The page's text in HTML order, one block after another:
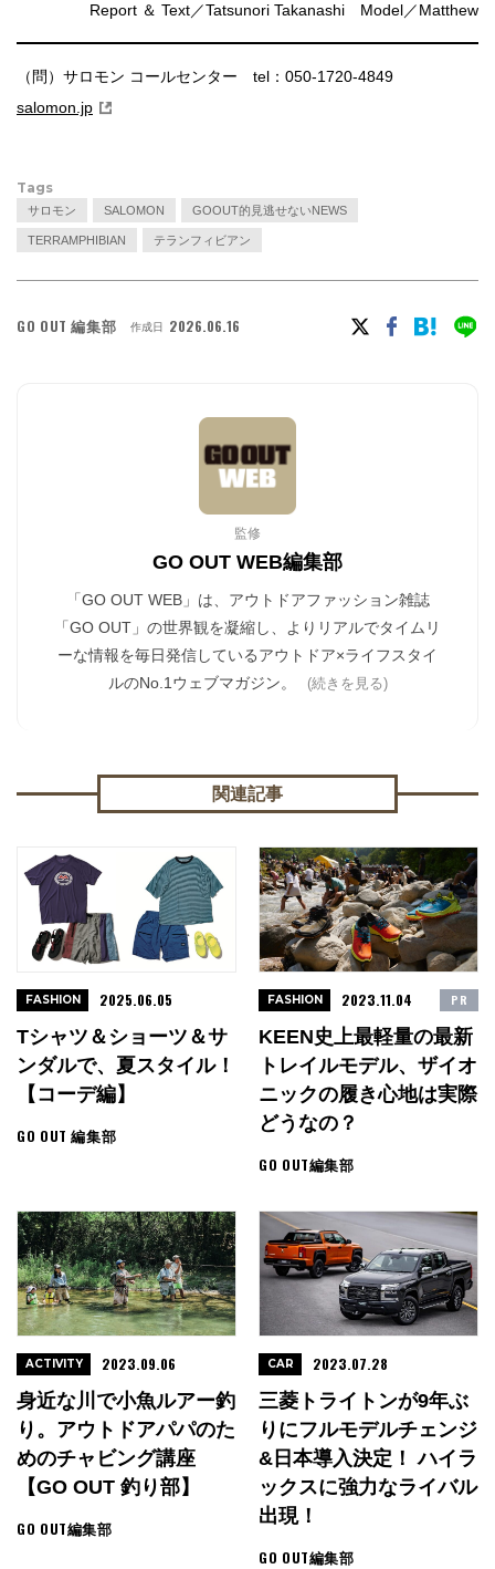
Report ＆ Text／Tatsunori Takanashi Model／Matthew
（問）サロモン コールセンター tel：050-1720-4849
salomon.jp
Tags
サロモン SALOMON GOOUT的見逃せないNEWS
TERRAMPHIBIAN テランフィビアン
GO OUT 編集部 作成日 2026.06.16
監修
GO OUT WEB編集部
「GO OUT WEB」は、アウトドアファッション雑誌
「GO OUT」の世界観を凝縮し、よりリアルでタイムリ
ーな情報を毎日発信しているアウトドア×ライフスタイ
ルのNo.1ウェブマガジン。
(続きを見る)
関連記事
Tシャツ＆ショーツ＆サ
ンダルで、夏スタイル！
【コーデ編】
GO OUT 編集部
FASHION 2025.06.05
KEEN史上最軽量の最新
トレイルモデル、ザイオ
ニックの履き心地は実際
どうなの？
GO OUT編集部
FASHION 2023.11.04 PR
身近な川で小魚ルアー釣
り。アウトドアパパのた
めのチャビング講座
【GO OUT 釣り部】
GO OUT編集部
ACTIVITY 2023.09.06
三菱トライトンが9年ぶ
りにフルモデルチェンジ
&日本導入決定！ ハイラ
ックスに強力なライバル
出現！
GO OUT編集部
CAR 2023.07.28